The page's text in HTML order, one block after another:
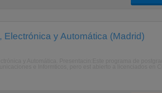
y Automática (Madrid)